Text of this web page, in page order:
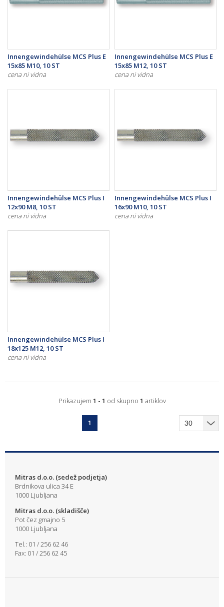
Innengewindehülse MCS Plus E
15x85 M10, 10 ST
cena ni vidna
Innengewindehülse MCS Plus E
15x85 M12, 10 ST
cena ni vidna
Innengewindehülse MCS Plus I
12x90 M8, 10 ST
cena ni vidna
Innengewindehülse MCS Plus I
16x90 M10, 10 ST
cena ni vidna
Innengewindehülse MCS Plus I
18x125 M12, 10 ST
cena ni vidna
Prikazujem 1 - 1 od skupno 1 artiklov
1
Mitras d.o.o. (sedež podjetja)
Brdnikova ulica 34 E
1000 Ljubljana
Mitras d.o.o. (skladišče)
Pot čez gmajno 5
1000 Ljubljana
Tel.: 01 / 256 62 46
Fax: 01 / 256 62 45